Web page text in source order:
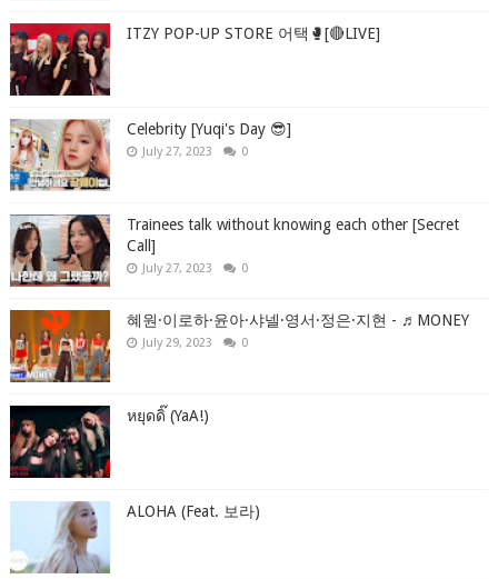
ITZY POP-UP STORE 어택🥊[🔴LIVE]
Celebrity [Yuqi's Day 😎]
July 27, 2023 0
Trainees talk without knowing each other [Secret
Call]
July 27, 2023 0
혜원·이로하·윤아·샤넬·영서·정은·지현 - ♬MONEY
July 29, 2023 0
หยุดดิ๊ (YaA!)
ALOHA (Feat. 보라)